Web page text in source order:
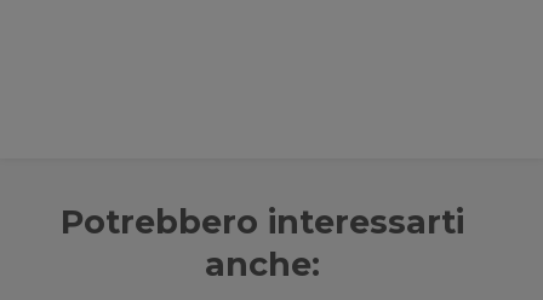
Potrebbero interessarti
anche: